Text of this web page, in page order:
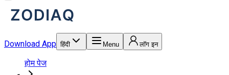
Download App हिंदी Menu लॉग इन
होम पेज